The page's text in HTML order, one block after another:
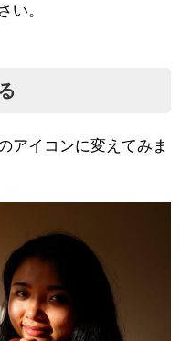
い。
アイコンに変えてみま